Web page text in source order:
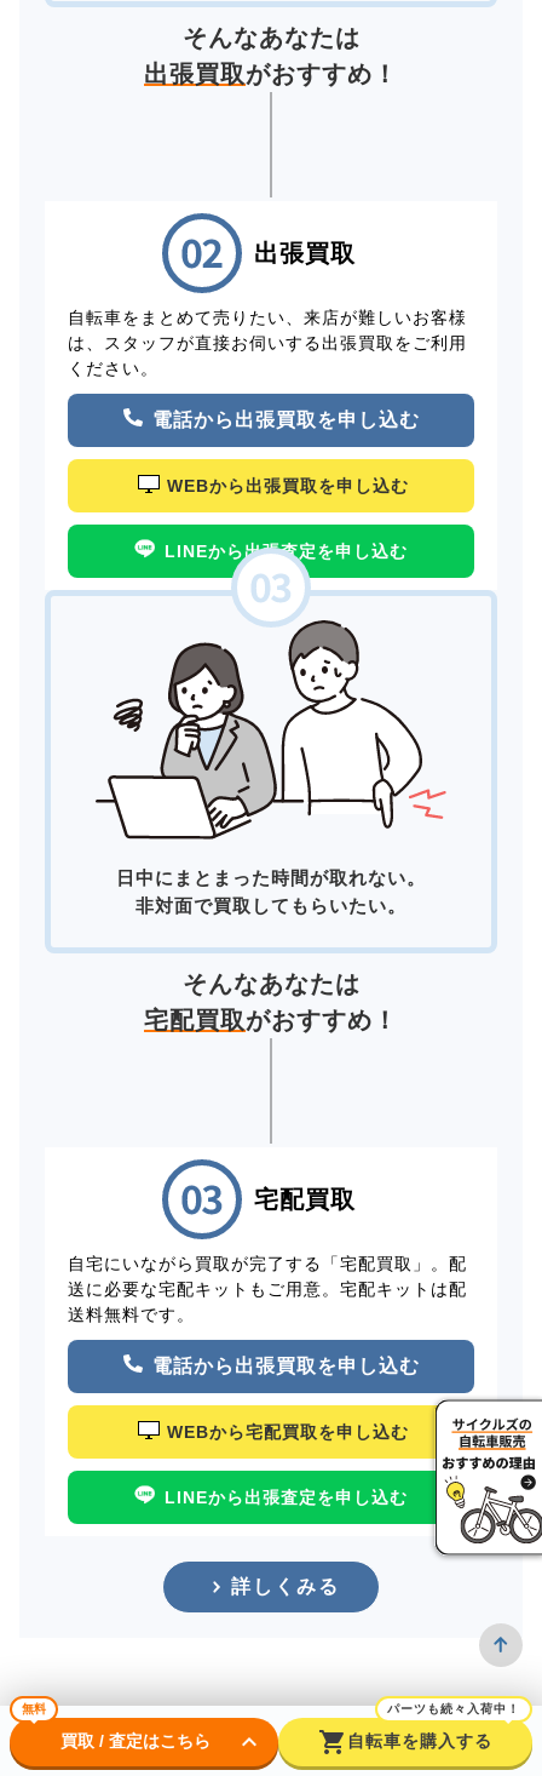
そんなあなたは
出張買取がおすすめ！
出張買取
自転車をまとめて売りたい、来店が難しいお客様
は、スタッフが直接お伺いする出張買取をご利用
ください。
電話から出張買取を申し込む
WEBから出張買取を申し込む
LINEから出張査定を申し込む
日中にまとまった時間が取れない。
非対面で買取してもらいたい。
そんなあなたは
宅配買取がおすすめ！
宅配買取
自宅にいながら買取が完了する「宅配買取」。配
送に必要な宅配キットもご用意。宅配キットは配
送料無料です。
電話から出張買取を申し込む
WEBから宅配買取を申し込む
LINEから出張査定を申し込む
詳しくみる
無料
買取 / 査定はこちら keyboard_arrow_down shopping_cart
パーツも続々入荷中！
自転車を購入する